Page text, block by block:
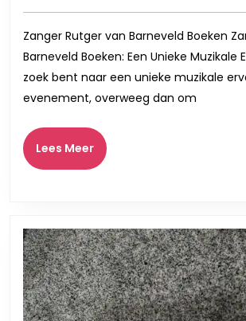
Barneveld
voor
een
Zanger Rutger van Barneveld Boeken
Barneveld Boeken: Een Unieke Muzikale
zoek bent naar een unieke muzikale
evenement, overweeg dan om
Lees MeerLees
Meer